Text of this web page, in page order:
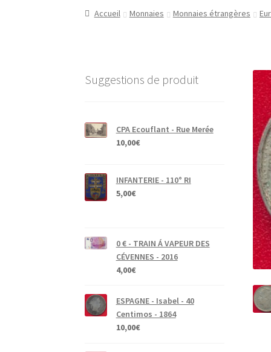
Accueil Monnaies Monnaies étrangères
Suggestions de produit
CPA Ecouflant - Rue Merée
10,00€
INFANTERIE - 110° RI
5,00€
0 € - TRAIN Á VAPEUR DES
CÉVENNES - 2016
4,00€
ESPAGNE - Isabel - 40
Centimos - 1864
10,00€